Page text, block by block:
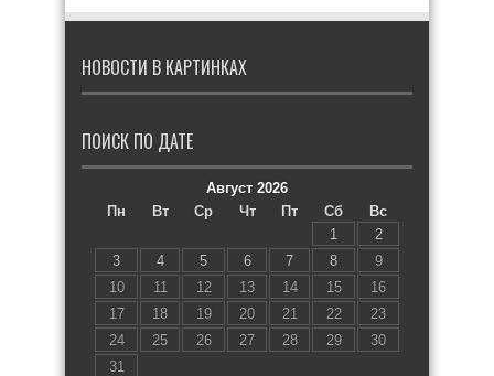
НОВОСТИ В КАРТИНКАХ
ПОИСК ПО ДАТЕ
Август 2026
Пн
Вт Ср Чт Пт Сб
Вс
1
2
3
4 5 6 7 8
9
10
11 12 13 14 15
16
17
18 19 20 21 22
23
24
25 26 27 28 29
30
31